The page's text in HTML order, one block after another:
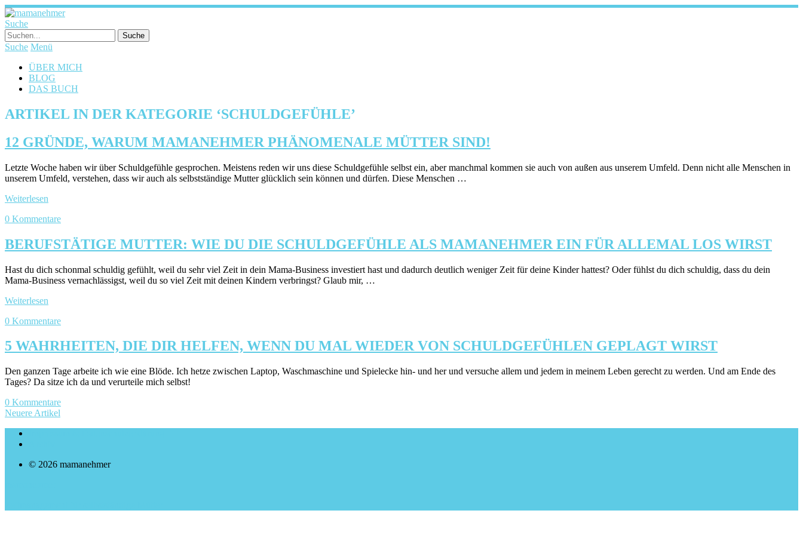
Suche
Suche Menü
ÜBER MICH
BLOG
DAS BUCH
ARTIKEL IN DER KATEGORIE ‘SCHULDGEFÜHLE’
12 GRÜNDE, WARUM MAMANEHMER PHÄNOMENALE MÜTTER SIND!
Letzte Woche haben wir über Schuldgefühle gesprochen. Meistens reden wir uns diese Schuldgefühle selbst ein, aber manchmal kommen sie auch von außen aus unserem Umfeld. Denn nicht alle Menschen in
unserem Umfeld, verstehen, dass wir auch als selbstständige Mutter glücklich sein können und dürfen. Diese Menschen …
Weiterlesen
0 Kommentare
BERUFSTÄTIGE MUTTER: WIE DU DIE SCHULDGEFÜHLE ALS MAMANEHMER EIN FÜR ALLEMAL LOS WIRST
Hast du dich schonmal schuldig gefühlt, weil du sehr viel Zeit in dein Mama-Business investiert hast und dadurch deutlich weniger Zeit für deine Kinder hattest? Oder fühlst du dich schuldig, dass du dein
Mama-Business vernachlässigst, weil du so viel Zeit mit deinen Kindern verbringst? Glaub mir, …
Weiterlesen
0 Kommentare
5 WAHRHEITEN, DIE DIR HELFEN, WENN DU MAL WIEDER VON SCHULDGEFÜHLEN GEPLAGT WIRST
Den ganzen Tage arbeite ich wie eine Blöde. Ich hetze zwischen Laptop, Waschmaschine und Spielecke hin- und her und versuche allem und jedem in meinem Leben gerecht zu werden. Und am Ende des
Tages? Da sitze ich da und verurteile mich selbst!
0 Kommentare
Neuere Artikel
© 2026 mamanehmer